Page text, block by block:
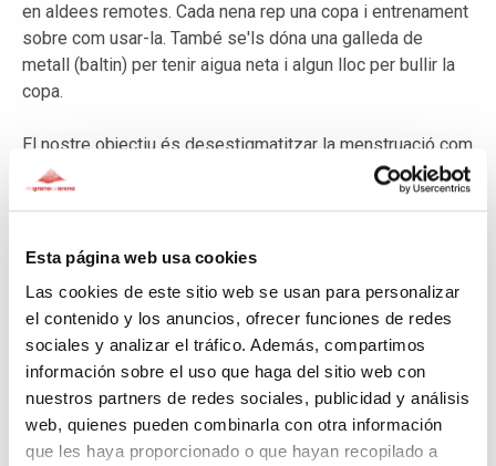
Esta página web usa cookies
Las cookies de este sitio web se usan para personalizar
el contenido y los anuncios, ofrecer funciones de redes
sociales y analizar el tráfico. Además, compartimos
información sobre el uso que haga del sitio web con
nuestros partners de redes sociales, publicidad y análisis
web, quienes pueden combinarla con otra información
que les haya proporcionado o que hayan recopilado a
en aldees remotes. Cada nena rep una copa i entrenament
sobre com usar-la. També se'ls dóna una galleda de
metall (baltin) per tenir aigua neta i algun lloc per bullir la
copa.
El nostre objectiu és desestigmatitzar la menstruació com
una funció biològica normal, reduir la prevalença de
chhaupadi i mitigar-ne les conseqüències. A través
poder de seguir assistint a l'escola i ser actives en els
La qüestió.
Des de la nostra experiència al 2017 i 2018, percebem un
alt nivell de necessitat del projecte en més municipis
d'Achham. Com a tal, ens centrarem en aquest districte
durant el 2019 i ens esforcem per estar actius a